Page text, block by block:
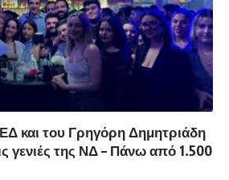
και του Γρηγόρη Δημητριάδη
γενιές της ΝΔ – Πάνω από 1.500